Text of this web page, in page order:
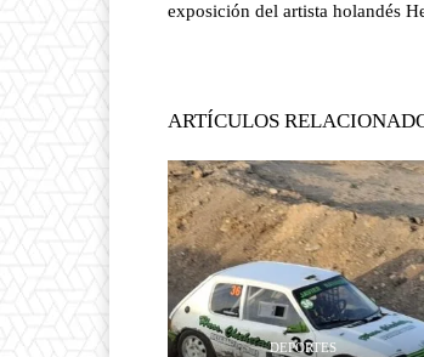
exposición del artista holandés
ARTÍCULOS
DEPORTES